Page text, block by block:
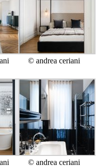
© andrea ceriani
© andrea ceriani